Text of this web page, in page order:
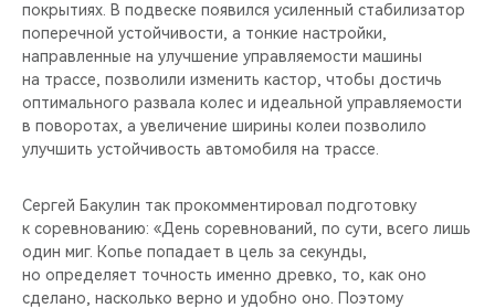
покрытиях. В подвеске появился усиленный стабилизатор
поперечной устойчивости, а тонкие настройки,
направленные на улучшение управляемости машины
на трассе, позволили изменить кастор, чтобы достичь
оптимального развала колес и идеальной управляемости
в поворотах, а увеличение ширины колеи позволило
улучшить устойчивость автомобиля на трассе.
Сергей Бакулин так прокомментировал подготовку
к соревнованию: «День соревнований, по сути, всего лишь
один миг. Копье попадает в цель за секунды,
но определяет точность именно древко, то, как оно
сделано, насколько верно и удобно оно. Поэтому